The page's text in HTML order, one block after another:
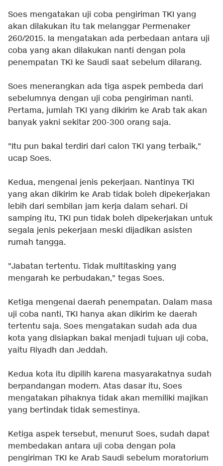
Soes mengatakan uji coba pengiriman TKI yang
akan dilakukan itu tak melanggar Permenaker
260/2015. Ia mengatakan ada perbedaan antara uji
coba yang akan dilakukan nanti dengan pola
penempatan TKI ke Saudi saat sebelum dilarang.
Soes menerangkan ada tiga aspek pembeda dari
sebelumnya dengan uji coba pengiriman nanti.
Pertama, jumlah TKI yang dikirim ke Arab tak akan
banyak yakni sekitar 200-300 orang saja.
"Itu pun bakal terdiri dari calon TKI yang terbaik,"
ucap Soes.
Kedua, mengenai jenis pekerjaan. Nantinya TKI
yang akan dikirim ke Arab tidak boleh dipekerjakan
lebih dari sembilan jam kerja dalam sehari. Di
samping itu, TKI pun tidak boleh dipekerjakan untuk
segala jenis pekerjaan meski dijadikan asisten
rumah tangga.
"Jabatan tertentu. Tidak multitasking yang
mengarah ke perbudakan," tegas Soes.
Ketiga mengenai daerah penempatan. Dalam masa
uji coba nanti, TKI hanya akan dikirim ke daerah
tertentu saja. Soes mengatakan sudah ada dua
kota yang disiapkan bakal menjadi tujuan uji coba,
yaitu Riyadh dan Jeddah.
Kedua kota itu dipilih karena masyarakatnya sudah
berpandangan modern. Atas dasar itu, Soes
mengatakan pihaknya tidak akan memiliki majikan
yang bertindak tidak semestinya.
Ketiga aspek tersebut, menurut Soes, sudah dapat
membedakan antara uji coba dengan pola
pengiriman TKI ke Arab Saudi sebelum moratorium